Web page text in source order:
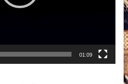
01:09